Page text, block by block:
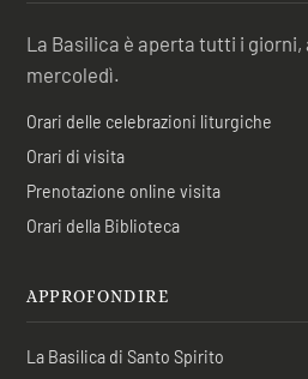
La Basilica è aperta tutti i giorni,
mercoledì.
Orari delle celebrazioni liturgiche
Orari di visita
Prenotazione online visita
Orari della Biblioteca
APPROFONDIRE
La Basilica di Santo Spirito